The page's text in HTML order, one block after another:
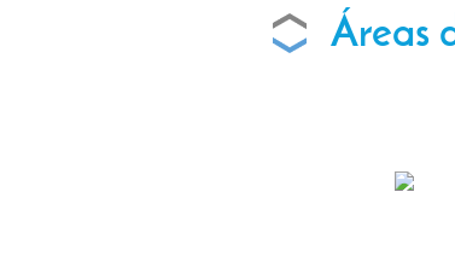
Projetos de
Áreas